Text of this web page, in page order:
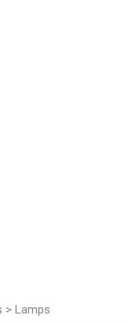
> Lamps